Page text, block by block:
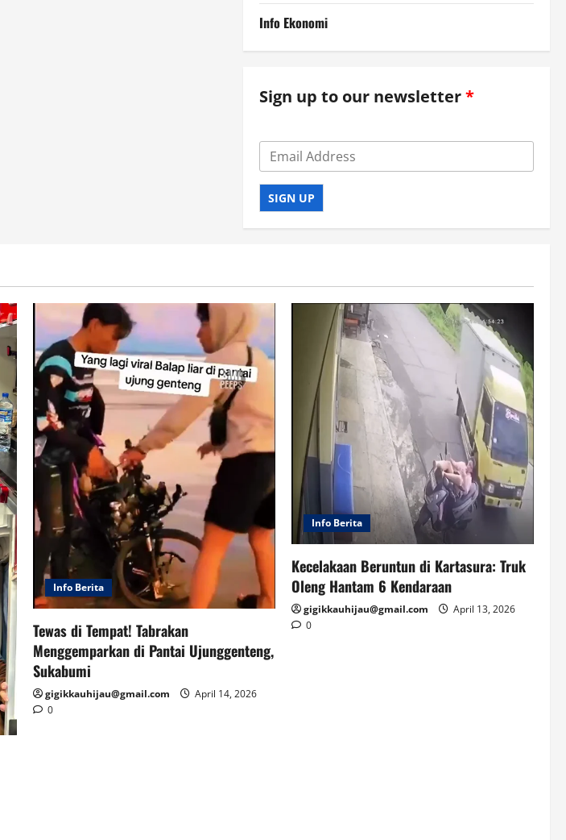
Info Ekonomi
Sign up to our newsletter
SIGN UP
Info Berita
Tewas di Tempat! Tabrakan
Menggemparkan di Pantai Ujunggenteng,
Sukabumi
gigikkauhijau@gmail.com
April 14, 2026
0
Info Berita
Kecelakaan Beruntun di Kartasura: Truk
Oleng Hantam 6 Kendaraan
gigikkauhijau@gmail.com
April 13, 2026
0